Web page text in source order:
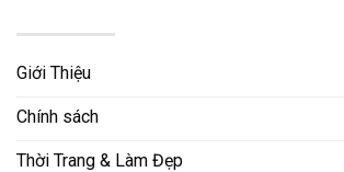
Giới Thiệu
Chính sách
Thời Trang & Làm Đẹp